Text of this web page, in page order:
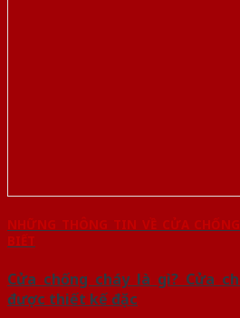
NHỮNG THÔNG TIN VỀ CỬA
BIẾT
Cửa chống cháy là gì? Cửa
được thiết kế đặc